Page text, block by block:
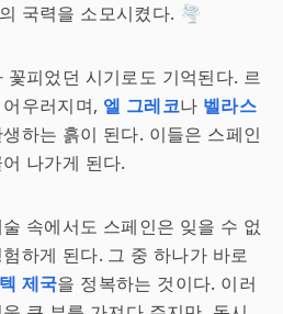
국력을 소모시켰다. 🌪️
피었던 시기로도 기억된다. 르
우러지며, 엘 그레코나 벨라스
하는 흙이 된다. 이들은 스페인
나가게 된다.
속에서도 스페인은 잊을 수 없
하게 된다. 그 중 하나가 바로
제국을 정복하는 것이다. 이러